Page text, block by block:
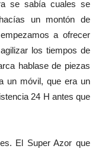
se sabía cuales se
un montón de
a ofrecer
los tiempos de
hablase de piezas
un móvil, que era un
24 H antes que
El Super Azor que